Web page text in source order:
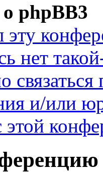
phpBB3
эту
нет
и/или
этой